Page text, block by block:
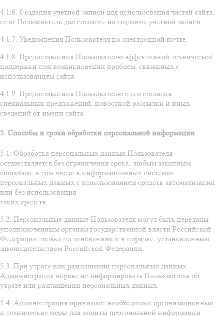
4.1.6. Создания учетной записи для использования частей сайта,
если Пользователь дал согласие на создание учетной записи.
4.1.7. Уведомления Пользователя по электронной почте.
4.1.8. Предоставления Пользователю эффективной технической
поддержки при возникновении проблем, связанных с
использованием сайта.
4.1.9. Предоставления Пользователю с его согласия
специальных предложений, новостной рассылки и иных
сведений от имени сайта.
5. Способы и сроки обработки персональной информации
5.1. Обработка персональных данных Пользователя
осуществляется без ограничения срока, любым законным
способом, в том числе в информационных системах
персональных данных с использованием средств автоматизации
или без использования
таких средств.
5.2. Персональные данные Пользователя могут быть переданы
уполномоченным органам государственной власти Российской
Федерации только по основаниям и в порядке, установленным
законодательством Российской Федерации.
5.3. При утрате или разглашении персональных данных
Администрация вправе не информировать Пользователя об
утрате или разглашении персональных данных.
5.4. Администрация принимает необходимые организационные
и технические меры для защиты персональной информации